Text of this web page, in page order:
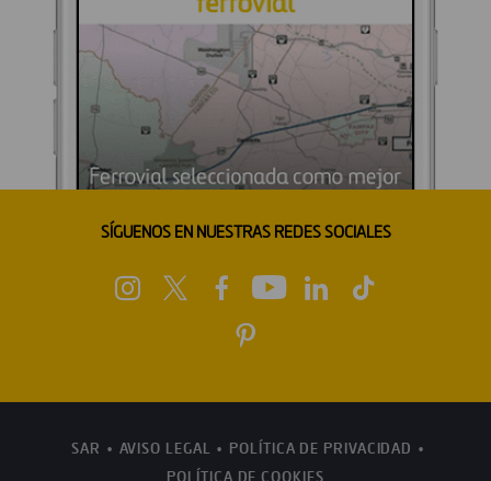
SÍGUENOS EN NUESTRAS REDES SOCIALES
SAR AVISO LEGAL
POLÍTICA DE PRIVACIDAD
POLÍTICA DE COOKIES